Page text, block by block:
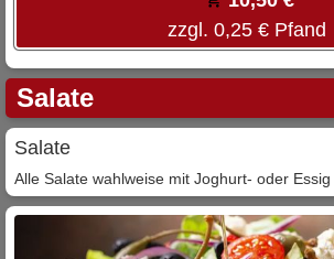
zzgl. 0,25 € Pfand
Salate
Salate
Alle Salate wahlweise mit Joghurt- oder